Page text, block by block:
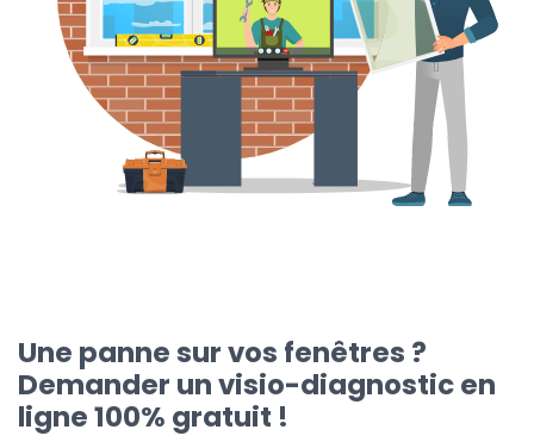
Une panne sur vos fenêtres ?
Demander un visio-diagnostic en
ligne 100% gratuit !